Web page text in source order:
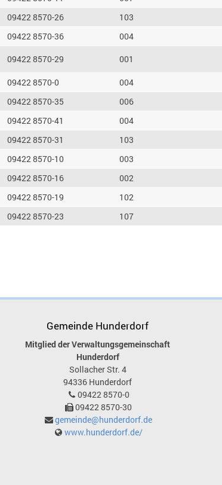
09422 8570-26 103
09422 8570-36 004
09422 8570-29 001
09422 8570-0 004
09422 8570-35 006
09422 8570-41 004
09422 8570-31 103
09422 8570-10 003
09422 8570-16 002
09422 8570-19 102
09422 8570-23 107
Gemeinde Hunderdorf
Mitglied der Verwaltungsgemeinschaft
Hunderdorf
Sollacher Str. 4
94336 Hunderdorf
09422 8570-0
09422 8570-30
gemeinde@hunderdorf.de
www.hunderdorf.de/